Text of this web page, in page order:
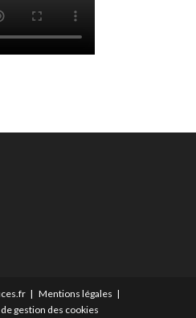
Mentions légales
gestion des cookies